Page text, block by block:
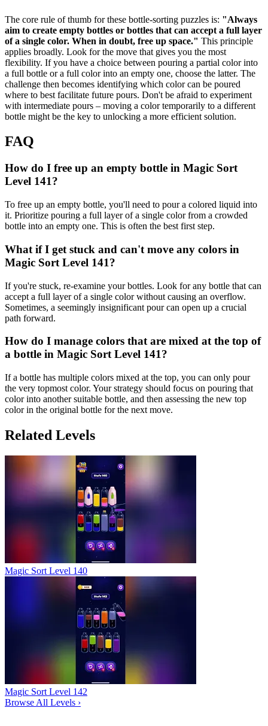
The core rule of thumb for these bottle-sorting puzzles is: "Always
aim to create empty bottles or bottles that can accept a full layer
of a single color. When in doubt, free up space." This principle
applies broadly. Look for the move that gives you the most
flexibility. If you have a choice between pouring a partial color into
a full bottle or a full color into an empty one, choose the latter. The
challenge then becomes identifying which color can be poured
where to best facilitate future pours. Don't be afraid to experiment
with intermediate pours – moving a color temporarily to a different
bottle might be the key to unlocking a more efficient solution.
FAQ
How do I free up an empty bottle in Magic Sort
Level 141?
To free up an empty bottle, you'll need to pour a colored liquid into
it. Prioritize pouring a full layer of a single color from a crowded
bottle into an empty one. This is often the best first step.
What if I get stuck and can't move any colors in
Magic Sort Level 141?
If you're stuck, re-examine your bottles. Look for any bottle that can
accept a full layer of a single color without causing an overflow.
Sometimes, a seemingly insignificant pour can open up a crucial
path forward.
How do I manage colors that are mixed at the top of
a bottle in Magic Sort Level 141?
If a bottle has multiple colors mixed at the top, you can only pour
the very topmost color. Your strategy should focus on pouring that
color into another suitable bottle, and then assessing the new top
color in the original bottle for the next move.
Related Levels
Magic Sort Level 140
Magic Sort Level 142
Browse All Levels ›